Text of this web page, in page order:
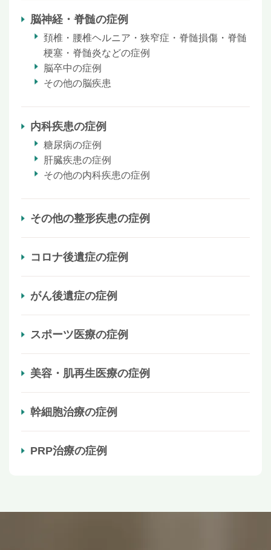
脳神経・脊髄の症例
頚椎・腰椎ヘルニア・狭窄症・脊髄損傷・脊髄
梗塞・脊髄炎などの症例
脳卒中の症例
その他の脳疾患
内科疾患の症例
糖尿病の症例
肝臓疾患の症例
その他の内科疾患の症例
その他の整形疾患の症例
コロナ後遺症の症例
がん後遺症の症例
スポーツ医療の症例
美容・肌再生医療の症例
幹細胞治療の症例
PRP治療の症例